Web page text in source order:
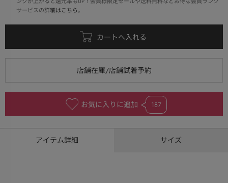
サービスの詳細はこちら。
お気に入りに追加 187
アイテム詳細 サイズ